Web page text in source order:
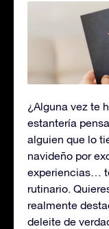
¿Alguna vez te
estantería
alguien que lo
navideño por
experiencias…
rutinario.
realmente
deleite de